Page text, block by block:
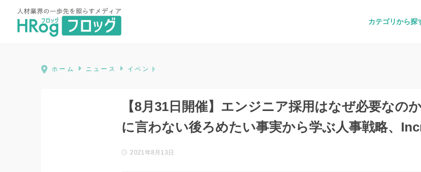
カテゴリから探
HRog | 人材業界の一歩先を照らすメディア
ホーム ニュース イベント
【8月31日開催】エンジニア採用はなぜ必要なの
に言わない後ろめたい事実から学ぶ人事戦略、
2021年8月13日